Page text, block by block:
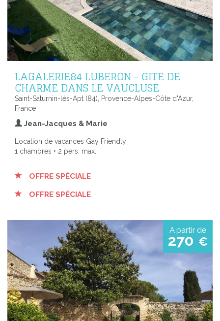
LAGALERIE84 LUBERON - GITE DE
CHARME DANS LE VAUCLUSE
Saint-Saturnin-lès-Apt (84), Provence-Alpes-Côte d'Azur,
France
Jean-Jacques & Marie
Location de vacances Gay Friendly
1 chambres • 2 pers. max.
OFFRE SPÉCIALE
OFFRE SPÉCIALE
A partir de
270 €